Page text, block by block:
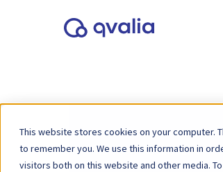
This website stores cookies on your computer.
to remember you. We use this information in
visitors both on this website and other media.
Home Kennisbank